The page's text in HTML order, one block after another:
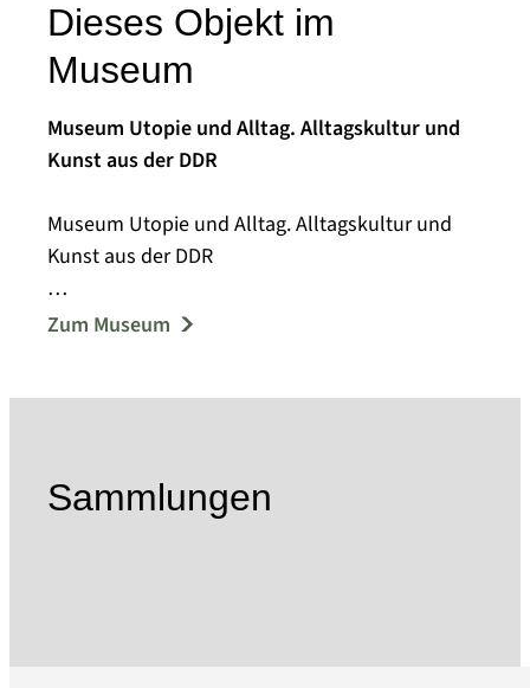
Dieses Objekt im
Museum
Museum Utopie und Alltag. Alltagskultur und
Kunst aus der DDR
Museum Utopie und Alltag. Alltagskultur und
Kunst aus der DDR
Die Gegenstände des Alltags verschwinden, je
Eisenhüttenstadt verschrieben. Dort sammelt es
seit 1993 - zunächst unter dem Namen
Zum Museum
Sammlungen